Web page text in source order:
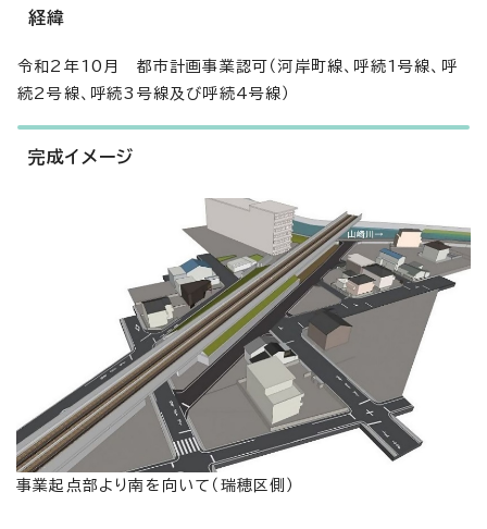
経緯
令和2年10月 都市計画事業認可（河岸町線、呼続1号線、呼
続2号線、呼続3号線及び呼続4号線）
完成イメージ
事業起点部より南を向いて（瑞穂区側）